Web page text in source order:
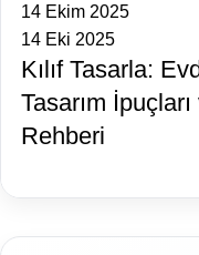
14 Ekim 2025
14 Eki 2025
Kılıf Tasarla:
Tasarım
Rehberi